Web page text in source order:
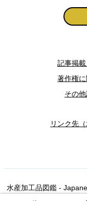
記事掲
著作権に
その
リンク先
水産加工品図鑑 -